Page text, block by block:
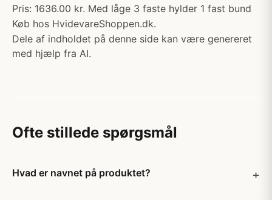
Pris: 1636.00 kr. Med låge 3 faste hylder 1 fast bund
Køb hos HvidevareShoppen.dk.
Dele af indholdet på denne side kan være genereret
med hjælp fra AI.
Ofte stillede spørgsmål
Hvad er navnet på produktet?